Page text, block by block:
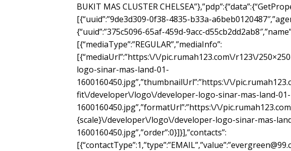
BUKIT MAS CLUSTER
[{“uuid”:”9de3d309-0f38-4835-b33a-
{“uuid”:”375c5096-65af-459d-9acc-
[{“mediaType”:”REGULAR”,”mediaInfo”:
[{“mediaUrl”:”https:\/\/pic.rumah123.com\/r123\/
logo-sinar-mas-land-01-
1600160450.jpg”,”thumbnailUrl”:”https:\/\/
fit\/developer\/logo\/developer-logo-sinar-mas-land-01-
1600160450.jpg”,”formatUrl”:”https:\/\/
{scale}\/developer\/logo\/developer-logo-sinar-mas-
1600160450.jpg”,”order”:0}]}],”contacts”:
[{“contactType”:1,”type”:”EMAIL”,”value”:”